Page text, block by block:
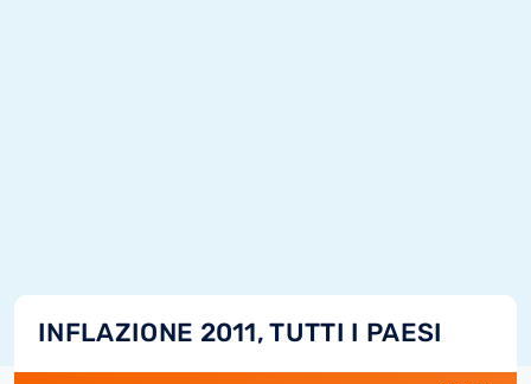
INFLAZIONE 2011, TUTTI I PAESI